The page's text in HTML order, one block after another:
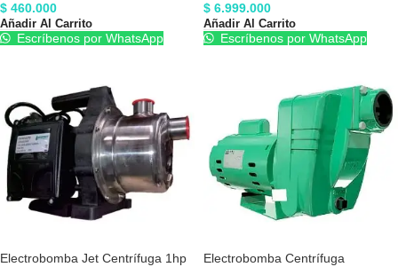
$ 460.000
Añadir Al Carrito
Escríbenos por WhatsApp
$ 6.999.000
Añadir Al Carrito
Escríbenos por WhatsApp
Electrobomba Jet Centrífuga 1hp
Electrobomba Centrífuga